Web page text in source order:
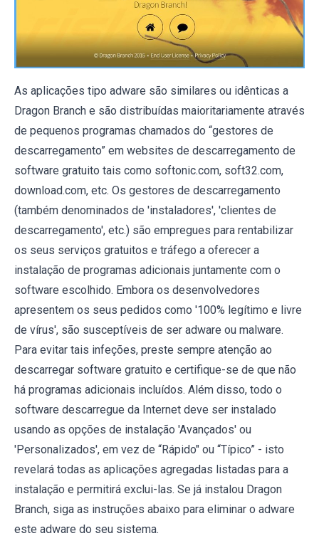
As aplicações tipo adware são similares ou idênticas a
Dragon Branch e são distribuídas maioritariamente através
de pequenos programas chamados do “gestores de
descarregamento” em websites de descarregamento de
software gratuito tais como softonic.com, soft32.com,
download.com, etc. Os gestores de descarregamento
(também denominados de 'instaladores', 'clientes de
descarregamento', etc.) são empregues para rentabilizar
os seus serviços gratuitos e tráfego a oferecer a
instalação de programas adicionais juntamente com o
software escolhido. Embora os desenvolvedores
apresentem os seus pedidos como '100% legítimo e livre
de vírus', são susceptíveis de ser adware ou malware.
Para evitar tais infeções, preste sempre atenção ao
descarregar software gratuito e certifique-se de que não
há programas adicionais incluídos. Além disso, todo o
software descarregue da Internet deve ser instalado
usando as opções de instalação 'Avançados' ou
'Personalizados', em vez de “Rápido" ou “Típico” - isto
revelará todas as aplicações agregadas listadas para a
instalação e permitirá exclui-las. Se já instalou Dragon
Branch, siga as instruções abaixo para eliminar o adware
este adware do seu sistema.